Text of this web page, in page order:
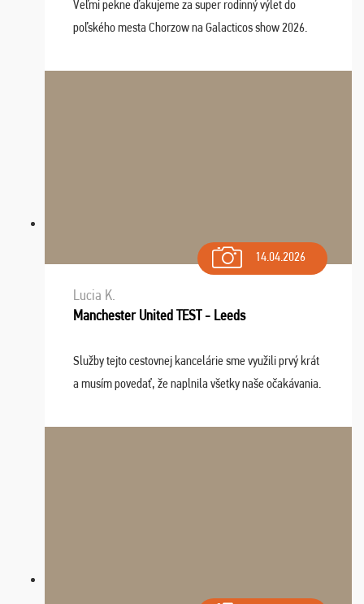
Veľmi pekne ďakujeme za super rodinný výlet do
poľského mesta Chorzow na Galacticos show 2026.
Navštívili sme aj zábavný park Legendia, previe ...
14.04.2026
Lucia K.
Manchester United TEST - Leeds
Služby tejto cestovnej kancelárie sme využili prvý krát
a musím povedať, že naplnila všetky naše očakávania.
dispozícii nonstop (milí, profesionálni ...